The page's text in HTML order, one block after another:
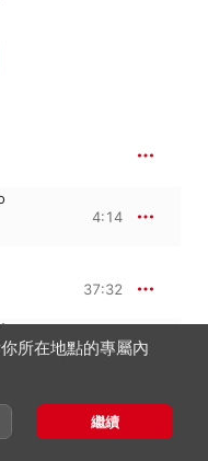
4:14
37:32
con
7:41
爾・布
2:16
所在地點的專屬內
繼續